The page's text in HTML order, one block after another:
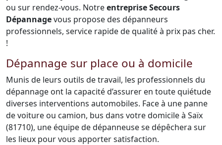
ou sur rendez-vous. Notreentreprise Secours
Dépannagevous propose des dépanneurs
professionnels, service rapide de qualité à prix pas cher.
!
Dépannage sur place ou à domicile
Munis de leurs outils de travail, les professionnels du
dépannage ont la capacité d’assurer en toute quiétude
diverses interventions automobiles. Face à une panne
de voiture ou camion, bus dans votre domicile à Saïx
(81710), une équipe de dépanneuse se dépêchera sur
les lieux pour vous apporter satisfaction.